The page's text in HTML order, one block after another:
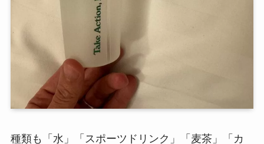
種類も「水」「スポーツドリンク」「麦茶」「カ